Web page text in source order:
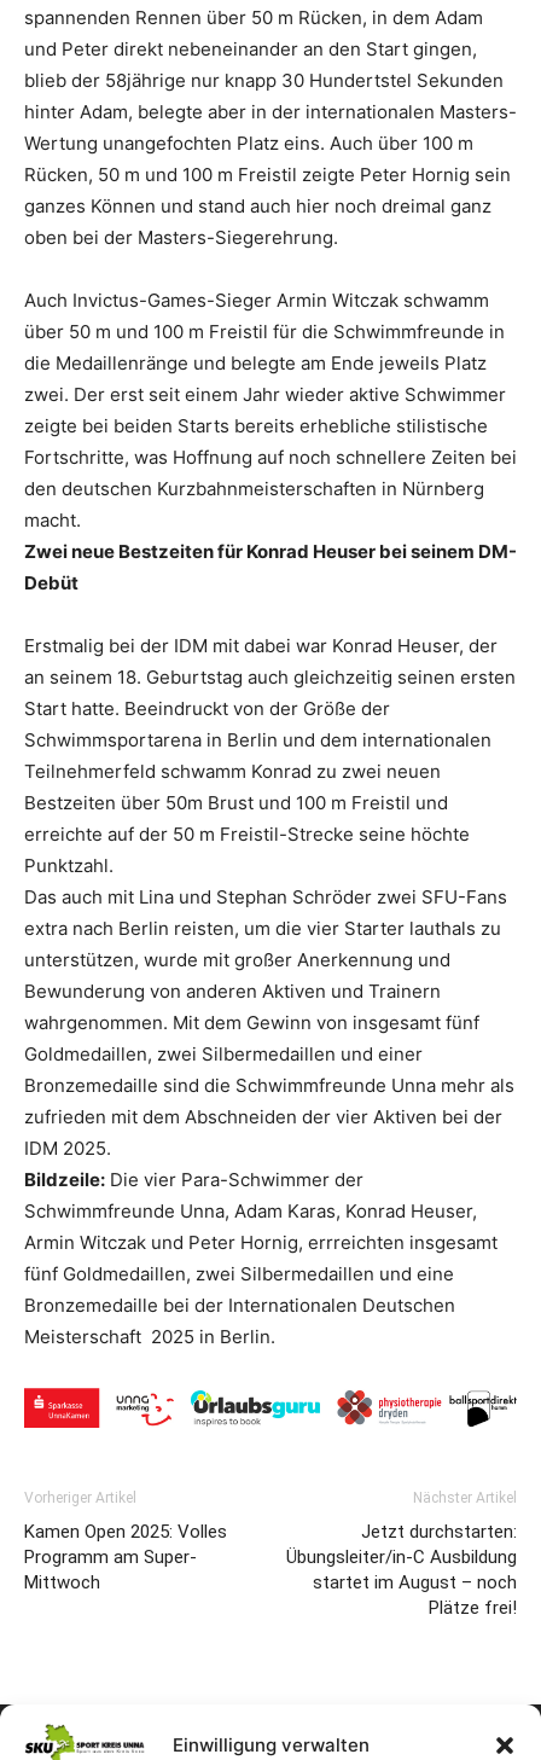
Einwilligung verwalten
spannenden Rennen über 50 m Rücken, in dem Adam
und Peter direkt nebeneinander an den Start gingen,
blieb der 58jährige nur knapp 30 Hundertstel Sekunden
hinter Adam, belegte aber in der internationalen Masters-
Wertung unangefochten Platz eins. Auch über 100 m
Rücken, 50 m und 100 m Freistil zeigte Peter Hornig sein
ganzes Können und stand auch hier noch dreimal ganz
oben bei der Masters-Siegerehrung.
Auch Invictus-Games-Sieger Armin Witczak schwamm
über 50 m und 100 m Freistil für die Schwimmfreunde in
die Medaillenränge und belegte am Ende jeweils Platz
zwei. Der erst seit einem Jahr wieder aktive Schwimmer
zeigte bei beiden Starts bereits erhebliche stilistische
Fortschritte, was Hoffnung auf noch schnellere Zeiten bei
den deutschen Kurzbahnmeisterschaften in Nürnberg
macht.
Zwei neue Bestzeiten für Konrad Heuser bei seinem DM-
Debüt
Erstmalig bei der IDM mit dabei war Konrad Heuser, der
an seinem 18. Geburtstag auch gleichzeitig seinen ersten
Start hatte. Beeindruckt von der Größe der
Schwimmsportarena in Berlin und dem internationalen
Teilnehmerfeld schwamm Konrad zu zwei neuen
Bestzeiten über 50m Brust und 100 m Freistil und
erreichte auf der 50 m Freistil-Strecke seine höchte
Punktzahl.
Das auch mit Lina und Stephan Schröder zwei SFU-Fans
extra nach Berlin reisten, um die vier Starter lauthals zu
unterstützen, wurde mit großer Anerkennung und
Bewunderung von anderen Aktiven und Trainern
wahrgenommen. Mit dem Gewinn von insgesamt fünf
Goldmedaillen, zwei Silbermedaillen und einer
Bronzemedaille sind die Schwimmfreunde Unna mehr als
zufrieden mit dem Abschneiden der vier Aktiven bei der
IDM 2025.
Bildzeile: Die vier Para-Schwimmer der
Schwimmfreunde Unna, Adam Karas, Konrad Heuser,
Armin Witczak und Peter Hornig, errreichten insgesamt
fünf Goldmedaillen, zwei Silbermedaillen und eine
Bronzemedaille bei der Internationalen Deutschen
Meisterschaft 2025 in Berlin.
Vorheriger Artikel
Kamen Open 2025: Volles
Programm am Super-
Mittwoch
Nächster Artikel
Jetzt durchstarten:
Übungsleiter/in-C Ausbildung
startet im August – noch
Plätze frei!